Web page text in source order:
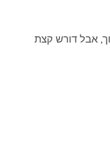
אבל דורש קצת